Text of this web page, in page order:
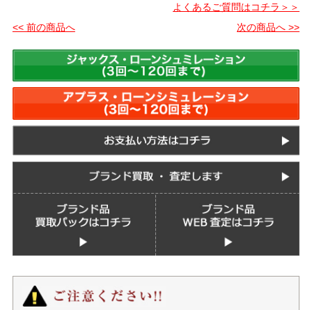
よくあるご質問はコチラ＞＞
<< 前の商品へ
次の商品へ >>